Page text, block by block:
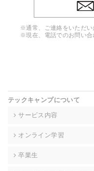
4. 個人情報の第三者提供
ンをとるために、氏名等
チャットツールで発信す
者等に提供することがあ
当社は事業運営上、前項
高い委託先を選定し、個
個人情報の開示等(利用
て、下記の当社問合わせ
※通常、ご連絡をいただい
※現在、電話でのお問い合
テックキャンプについて
サービス内容
オンライン学習
卒業生